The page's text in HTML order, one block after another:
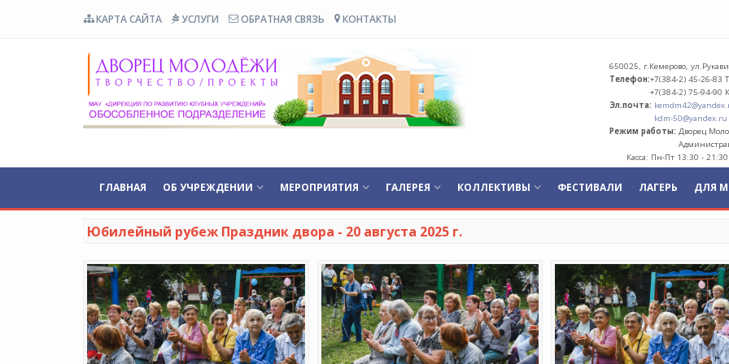
КАРТА САЙТА УСЛУГИ ОБРАТНАЯ СВЯЗЬ КОНТАКТЫ
МАУ «Дирекция по развитию
650025, г.Кемерово,
Телефон:+7(384-2) 45-26-83
+7(384-2) 75-94-90
Эл.почта:
kdm-50@yandex.ru
Режим работы: Дворец
Касса: Пн-Пт 13:30 -
ГЛАВНАЯ ОБ УЧРЕЖДЕНИИ МЕРОПРИЯТИЯ ГАЛЕРЕЯ КОЛЛЕКТИВЫ ФЕСТИВАЛИ ЛАГЕРЬ ДЛЯ
Юбилейный рубеж Праздник двора - 20 августа 2025 г.